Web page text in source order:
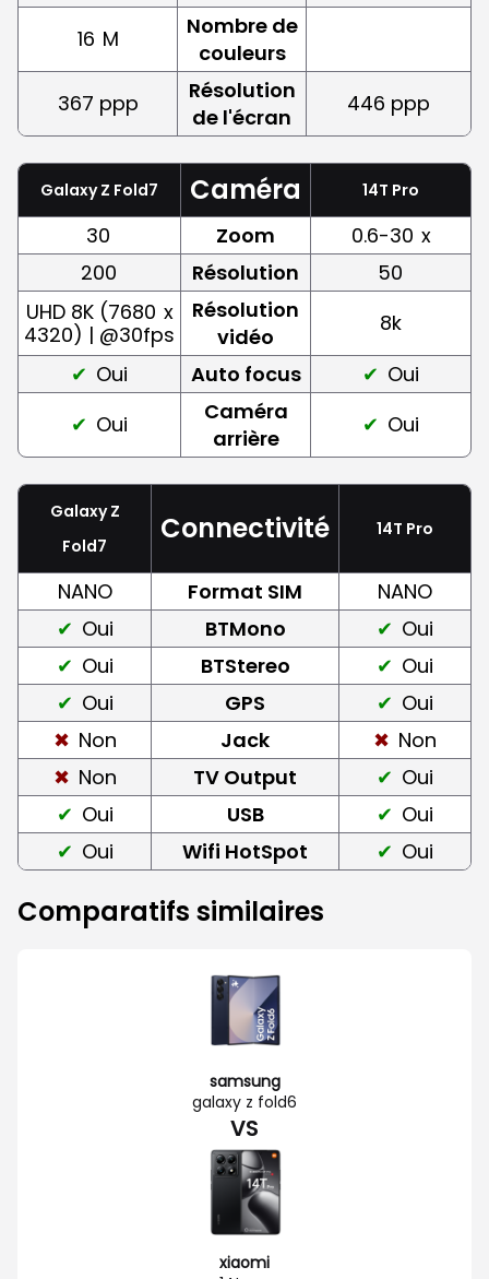
16 M
Nombre de
couleurs
367 ppp
Résolution
de l'écran
446 ppp
Galaxy Z Fold7 Caméra 14T Pro
30 Zoom 0.6-30 x
200
Résolution
50
UHD 8K (7680 x
4320) | @30fps
Résolution
vidéo
8k
Oui
Auto focus
Oui
Oui
Caméra
arrière
Oui
Galaxy Z
Fold7
Connectivité 14T Pro
NANO Format SIM
NANO
Oui
BTMono
Oui
Oui
BTStereo
Oui
Oui
GPS
Oui
Non
Jack
Non
Non
TV Output
Oui
Oui
USB
Oui
Oui
Wifi HotSpot Oui
Comparatifs similaires
samsung
galaxy z fold6
VS
xiaomi